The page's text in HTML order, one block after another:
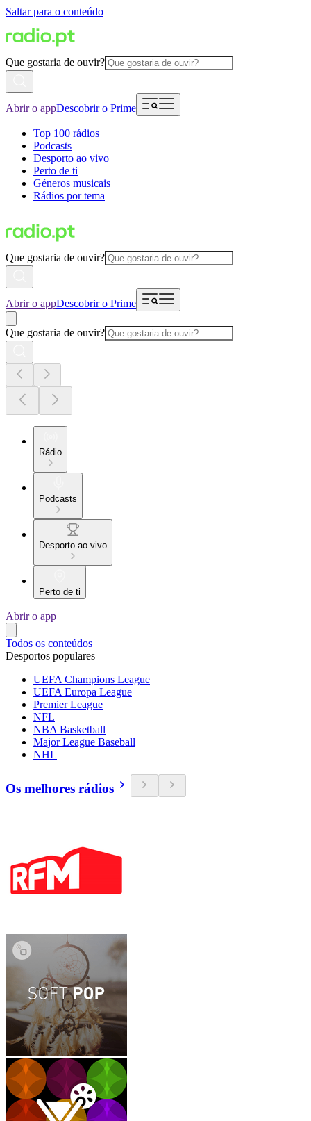
Saltar para o conteúdo
Que gostaria de ouvir?
Abrir o appDescobrir o Prime
Top 100 rádios
Podcasts
Desporto ao vivo
Perto de ti
Géneros musicais
Rádios por tema
Que gostaria de ouvir?
Abrir o appDescobrir o Prime
Que gostaria de ouvir?
Rádio
Podcasts
Desporto ao vivo
Perto de ti
Abrir o app
Todos os conteúdos
Desportos populares
UEFA Champions League
UEFA Europa League
Premier League
NFL
NBA Basketball
Major League Baseball
NHL
Os melhores rádios